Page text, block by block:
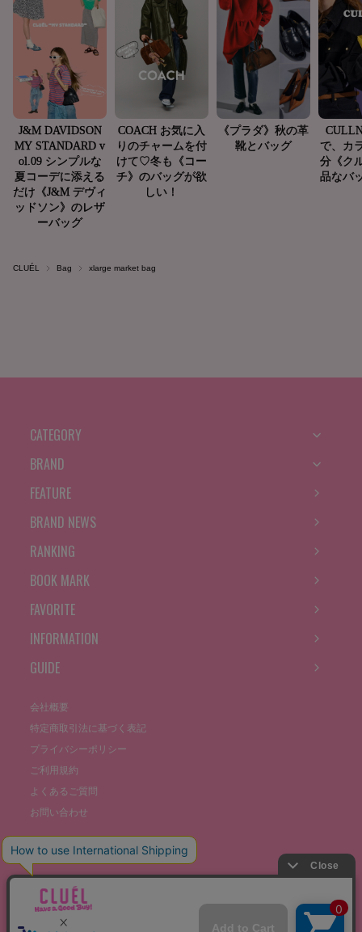
CLUÉL Bag xlarge market bag
CATEGORY
BRAND
FEATURE
BRAND NEWS
RANKING
BOOK MARK
FAVORITE
INFORMATION
GUIDE
会社概要
特定商取引法に基づく表記
プライバシーポリシー
ご利用規約
よくあるご質問
お問い合わせ
©THE STOCKS CO., LTD